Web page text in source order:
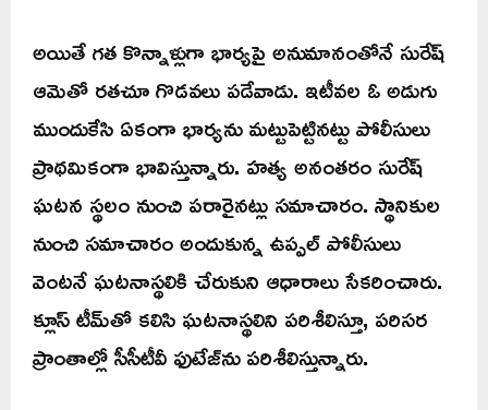
అయితే గత కొన్నాళ్లుగా భార్యపై అనుమానంతోనే సురేష్
ఆమెతో రతచూ గొడవలు పడేవాడు. ఇటీవల ఓ అడుగు
ముందుకేసి ఏకంగా భార్యను మట్టుపెట్టినట్టు పోలీసులు
ప్రాథమికంగా భావిస్తున్నారు. హత్య అనంతరం సురేష్
ఘటన స్థలం నుంచి పరారైనట్లు సమాచారం. స్థానికుల
నుంచి సమాచారం అందుకున్న ఉప్పల్ పోలీసులు
వెంటనే ఘటనాస్థలికి చేరుకుని ఆధారాలు సేకరించారు.
క్లూస్ టీమ్‌తో కలిసి ఘటనాస్థలిని పరిశీలిస్తూ, పరిసర
ప్రాంతాల్లో సీసీటీవీ ఫుటేజ్‌ను పరిశీలిస్తున్నారు.